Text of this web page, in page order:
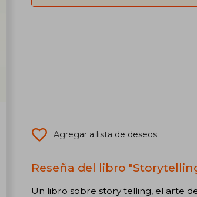
Agregar a lista de deseos
Reseña del libro
Un libro sobre story telling, el arte